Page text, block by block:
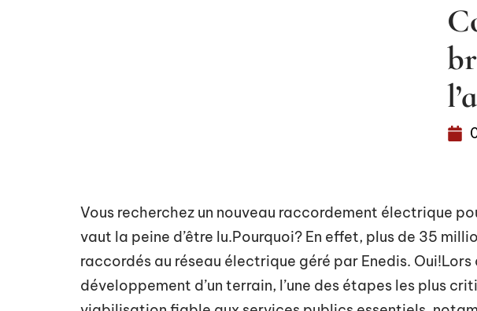
Vous recherchez un nouveau raccordement électrique
vaut la peine d’être lu.Pourquoi? En effet, plus de 35
raccordés au réseau électrique géré par Enedis.
développement d’un terrain, l’une des étapes les plus